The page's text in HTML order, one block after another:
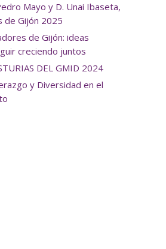
Mayo y D. Unai Ibaseta,
de Gijón 2025
de Gijón: ideas
creciendo juntos
DEL GMID 2024
y Diversidad en el